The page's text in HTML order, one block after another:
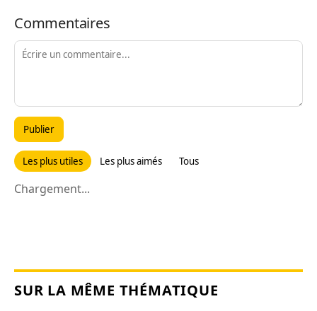
Commentaires
Publier
Les plus utiles Les plus aimés Tous
Chargement...
SUR LA MÊME THÉMATIQUE